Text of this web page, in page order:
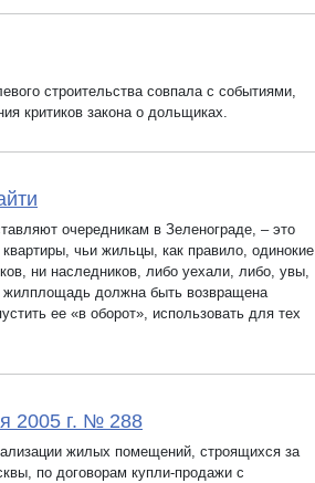
строительства совпала с событиями,
критиков закона о дольщиках.
очередникам в Зеленограде, – это
чьи жильцы, как правило, одинокие
ни наследников, либо уехали, либо, увы,
должна быть возвращена
ее «в оборот», использовать для тех
2005 г. № 288
жилых помещений, строящихся за
по договорам купли-продажи с